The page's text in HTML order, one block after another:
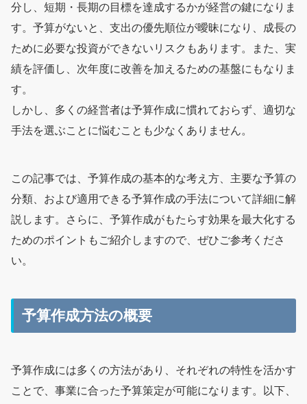
分し、短期・長期の目標を達成するかが経営の鍵になりま
す。予算がないと、支出の優先順位が曖昧になり、成長の
ために必要な投資ができないリスクもあります。また、実
績を評価し、次年度に改善を加えるための基盤にもなりま
す。
しかし、多くの経営者は予算作成に慣れておらず、適切な
手法を選ぶことに悩むことも少なくありません。
この記事では、予算作成の基本的な考え方、主要な予算の
分類、および適用できる予算作成の手法について詳細に解
説します。さらに、予算作成がもたらす効果を最大化する
ためのポイントもご紹介しますので、ぜひご参考くださ
い。
予算作成方法の概要
予算作成には多くの方法があり、それぞれの特性を活かす
ことで、事業に合った予算策定が可能になります。以下、